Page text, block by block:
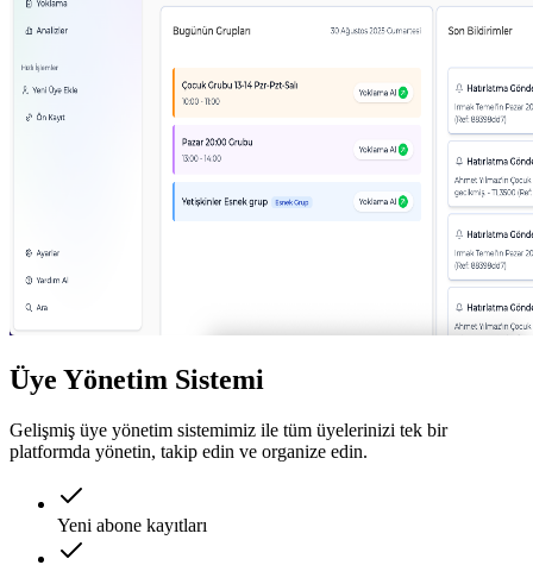
Üye Yönetim Sistemi
Gelişmiş üye yönetim sistemimiz ile tüm üyelerinizi tek bir
platformda yönetin, takip edin ve organize edin.
Yeni abone kayıtları